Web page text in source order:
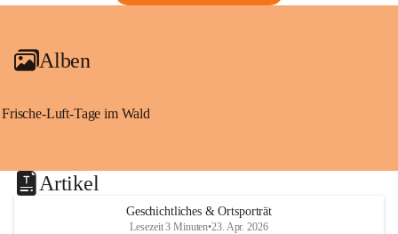
Alben
Frische-Luft-Tage im Wald
Artikel
Geschichtliches & Ortsporträt
Lesezeit 3 Minuten•23. Apr. 2026